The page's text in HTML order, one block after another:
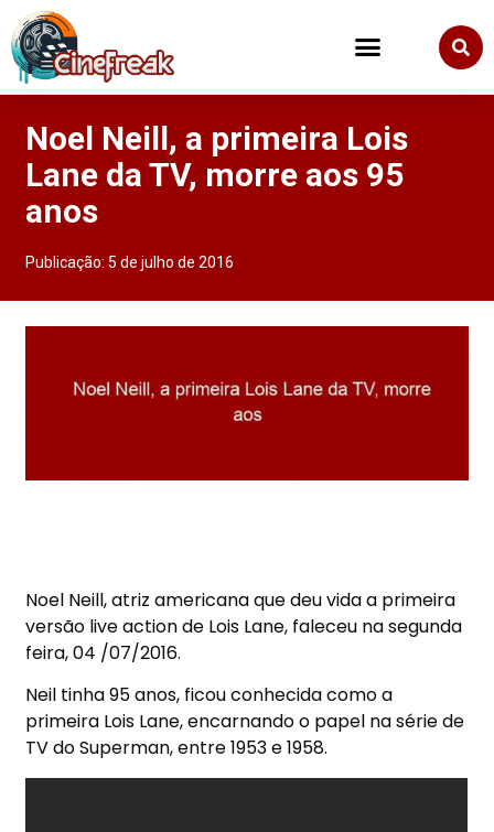
Noel Neill, a primeira Lois
Lane da TV, morre aos 95
anos
Publicação:5 de julho de 2016
Noel Neill, atriz americana que deu vida a primeira
versão live action de Lois Lane, faleceu na segunda
feira, 04 /07/2016.
Neil tinha 95 anos, ficou conhecida como a
primeira Lois Lane, encarnando o papel na série de
TV do Superman, entre 1953 e 1958.